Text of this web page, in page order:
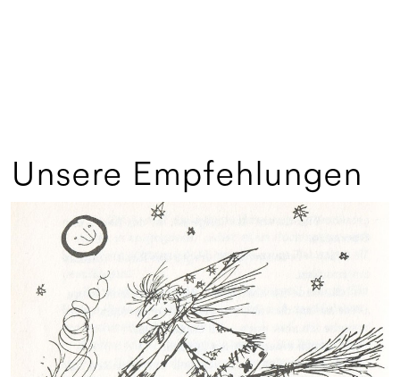
Unsere Empfehlungen